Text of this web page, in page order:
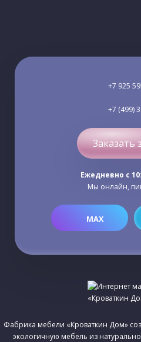
+7 925
+7 (499)
Заказать
Ежедневно c
Мы онлайн,
MAX
Фабрика мебели «Кроваткин Дом»
экологичную мебель из